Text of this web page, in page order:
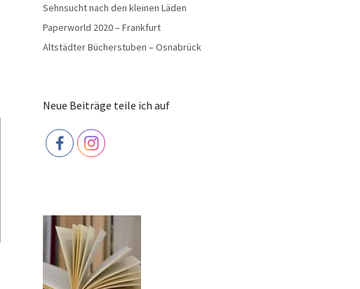
Sehnsucht nach den kleinen Läden
Paperworld 2020 – Frankfurt
Altstädter Bücherstuben – Osnabrück
Neue Beiträge teile ich auf